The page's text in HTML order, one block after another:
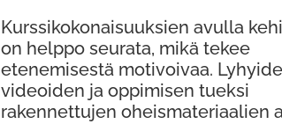
Kurssikokonaisuuksien avulla
on helppo seurata, mikä tekee
etenemisestä motivoivaa.
videoiden ja oppimisen tueksi
rakennettujen oheismateriaalien